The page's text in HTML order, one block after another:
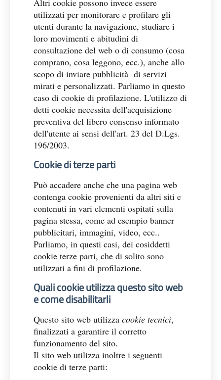
Altri cookie possono invece essere
utilizzati per monitorare e profilare gli
utenti durante la navigazione, studiare i
loro movimenti e abitudini di
consultazione del web o di consumo (cosa
comprano, cosa leggono, ecc.), anche allo
scopo di inviare pubblicità di servizi
mirati e personalizzati. Parliamo in questo
caso di cookie di profilazione. L'utilizzo di
detti cookie necessita dell'acquisizione
preventiva del libero consenso informato
dell'utente ai sensi dell'art. 23 del D.Lgs.
196/2003.
Cookie di terze parti
Può accadere anche che una pagina web
contenga cookie provenienti da altri siti e
contenuti in vari elementi ospitati sulla
pagina stessa, come ad esempio banner
pubblicitari, immagini, video, ecc..
Parliamo, in questi casi, dei cosiddetti
cookie terze parti, che di solito sono
utilizzati a fini di profilazione.
Quali cookie utilizza questo sito web
e come disabilitarli
Questo sito web utilizza cookie tecnici,
finalizzati a garantire il corretto
funzionamento del sito.
Il sito web utilizza inoltre i seguenti
cookie di terze parti: